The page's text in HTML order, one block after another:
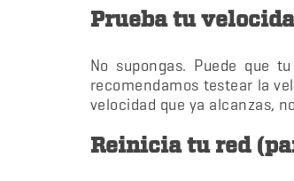
Prueba tu
No supongas. Puede que
recomendamos testear la
velocidad que ya alcanzas,
Reinicia tu red